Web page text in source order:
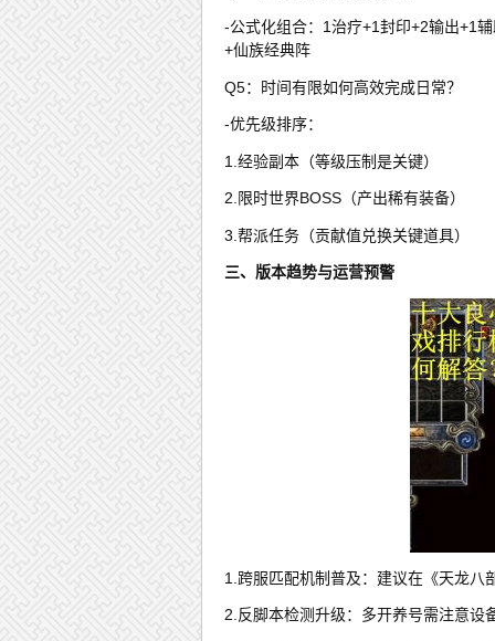
-公式化组合：1治疗+1封印+2输出+1
+仙族经典阵
Q5：时间有限如何高效完成日常？
-优先级排序：
1.经验副本（等级压制是关键）
2.限时世界BOSS（产出稀有装备）
3.帮派任务（贡献值兑换关键道具）
三、版本趋势与运营预警
1.跨服匹配机制普及：建议在《天龙八
2.反脚本检测升级：多开养号需注意设